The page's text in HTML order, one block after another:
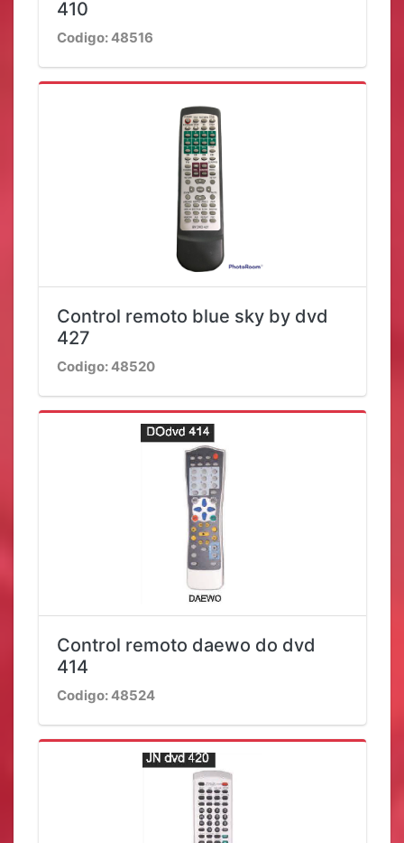
410
Codigo: 48516
Control remoto blue sky by dvd
427
Codigo: 48520
Control remoto daewo do dvd
414
Codigo: 48524